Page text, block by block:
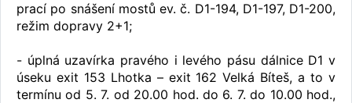
prací po snášení mostů ev. č. D1-194, D1-197, D1-200,
režim dopravy 2+1;
- úplná uzavírka pravého i levého pásu dálnice D1 v
úseku exit 153 Lhotka – exit 162 Velká Bíteš, a to v
termínu od 5. 7. od 20.00 hod. do 6. 7. do 10.00 hod.,